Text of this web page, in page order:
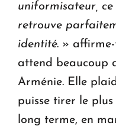
uniformisateur, ce
retrouve
identité. » affirme-
attend beaucoup
Arménie. Elle
puisse tirer le
long terme, en